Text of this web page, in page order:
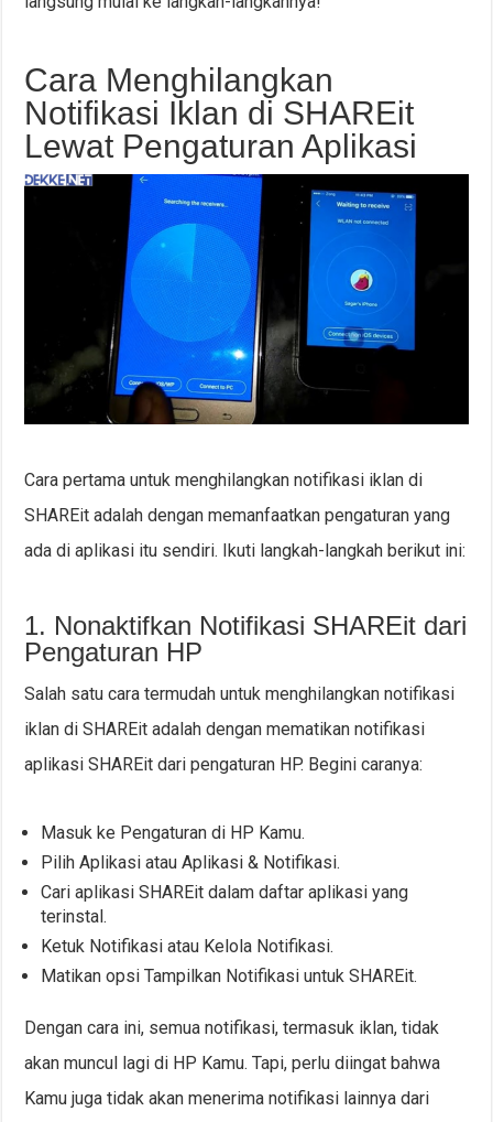
Cara Menghilangkan
Notifikasi Iklan di SHAREit
Lewat Pengaturan Aplikasi
Cara pertama untuk menghilangkan notifikasi iklan di
SHAREit adalah dengan memanfaatkan pengaturan yang
ada di aplikasi itu sendiri. Ikuti langkah-langkah berikut ini:
1. Nonaktifkan Notifikasi SHAREit dari
Pengaturan HP
Salah satu cara termudah untuk menghilangkan notifikasi
iklan di SHAREit adalah dengan mematikan notifikasi
aplikasi SHAREit dari pengaturan HP. Begini caranya:
Masuk ke Pengaturan di HP Kamu.
Pilih Aplikasi atau Aplikasi & Notifikasi.
Cari aplikasi SHAREit dalam daftar aplikasi yang
terinstal.
Ketuk Notifikasi atau Kelola Notifikasi.
Matikan opsi Tampilkan Notifikasi untuk SHAREit.
Dengan cara ini, semua notifikasi, termasuk iklan, tidak
akan muncul lagi di HP Kamu. Tapi, perlu diingat bahwa
Kamu juga tidak akan menerima notifikasi lainnya dari